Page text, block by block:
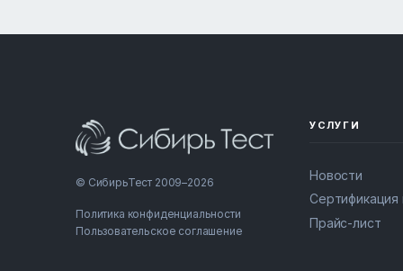
© СибирьТест 2009–2026
Политика конфиденциальности
Пользовательское соглашение
УСЛУГИ
Новости
Сертификация
Прайс-лист